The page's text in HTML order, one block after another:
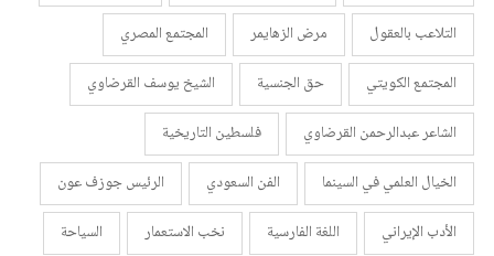
التلاعب بالعقول
مرض الزهايمر
المجتمع المصري
المجتمع الكويتي
حق الجنسية
الشيخ يوسف القرضاوي
الشاعر عبدالرحمن القرضاوي
فلسطين التاريخية
الخيال العلمي في السينما
الفن السعودي
الرئيس جوزف عون
الأدب الإيراني
اللغة الفارسية نخب الاستعمار
السياحة